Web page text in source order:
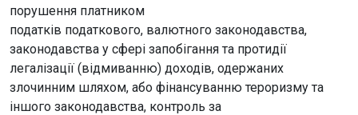
порушення платником
податків податкового, валютного законодавства,
законодавства у сфері запобігання та протидії
легалізації (відмиванню) доходів, одержаних
злочинним шляхом, або фінансуванню тероризму та
іншого законодавства, контроль за